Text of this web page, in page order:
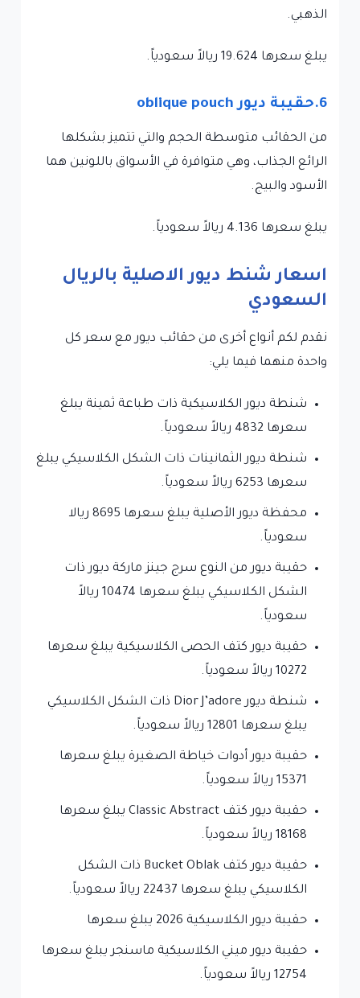
الذهبي.
يبلغ سعرها 19.624 ريالاً سعودياً.
6.حقيبة ديور oblique pouch
من الحقائب متوسطة الحجم والتي تتميز بشكلها
الرائع الجذاب، وهي متوافرة في الأسواق باللونين هما
الأسود والبيج.
يبلغ سعرها 4.136 ريالاً سعودياً.
اسعار شنط ديور الاصلية بالريال
السعودي
نقدم لكم أنواع أخرى من حقائب ديور مع سعر كل
واحدة منهما فيما يلي:
شنطة ديور الكلاسيكية ذات طباعة ثمينة يبلغ
سعرها 4832 ريالاً سعودياً.
شنطة ديور الثمانينات ذات الشكل الكلاسيكي يبلغ
سعرها 6253 ريالاً سعودياً.
محفظة ديور الأصلية يبلغ سعرها 8695 ريالا
سعودياً.
حقيبة ديور من النوع سرج جينز ماركة ديور ذات
الشكل الكلاسيكي يبلغ سعرها 10474 ريالاً
سعودياً.
حقيبة ديور كتف الحصى الكلاسيكية يبلغ سعرها
10272 ريالاً سعودياً.
شنطة ديور Dior J’adore ذات الشكل الكلاسيكي
يبلغ سعرها 12801 ريالاً سعودياً.
حقيبة ديور أدوات خياطة الصغيرة يبلغ سعرها
15371 ريالاً سعودياً.
حقيبة ديور كتف Classic Abstract يبلغ سعرها
18168 ريالاً سعودياً.
حقيبة ديور كتف Bucket Oblak ذات الشكل
الكلاسيكي يبلغ سعرها 22437 ريالاً سعودياً.
حقيبة ديور الكلاسيكية 2026 يبلغ سعرها
حقيبة ديور ميني الكلاسيكية ماسنجر يبلغ سعرها
12754 ريالاً سعودياً.